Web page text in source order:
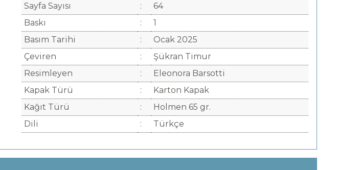
Sayfa Sayısı
:
64
Baskı
:
1
Basım Tarihi
:
Ocak 2025
Çeviren
:
Şükran Timur
Resimleyen
:
Eleonora Barsotti
Kapak Türü
:
Karton Kapak
Kağıt Türü
:
Holmen 65 gr.
Dili
: Türkçe